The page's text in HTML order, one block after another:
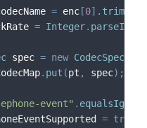
= enc [0] . trim
= Integer. parseInt
spec = new CodecSpec
. put (pt , spec) ;
event" .
= true